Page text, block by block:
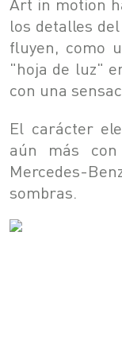
los detalles
fluyen, como
"hoja de luz"
con una
El carácter
aún más
Mercedes-
sombras.